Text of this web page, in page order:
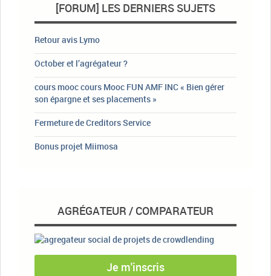
[FORUM] LES DERNIERS SUJETS
Retour avis Lymo
October et l’agrégateur ?
cours mooc cours Mooc FUN AMF INC « Bien gérer
son épargne et ses placements »
Fermeture de Creditors Service
Bonus projet Miimosa
AGRÉGATEUR / COMPARATEUR
Je m'inscris